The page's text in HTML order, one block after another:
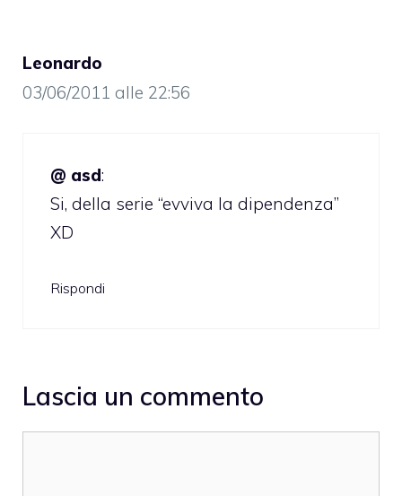
Leonardo
03/06/2011 alle 22:56
@ asd:
Si, della serie “evviva la dipendenza”
XD
Rispondi
Lascia un commento